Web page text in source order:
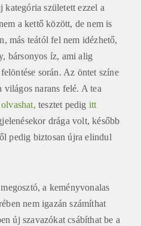
született ezzel a
a kettő között, de nem is
más teától fel nem idézhető,
bársonyos íz, ami alig
során. Az öntet színe
világos narans felé. A tea
tesztet pedig itt
drága volt, később
pedig biztosan újra elindul
a keményvonalas
nem igazán számíthat
új szavazókat csábíthat be a